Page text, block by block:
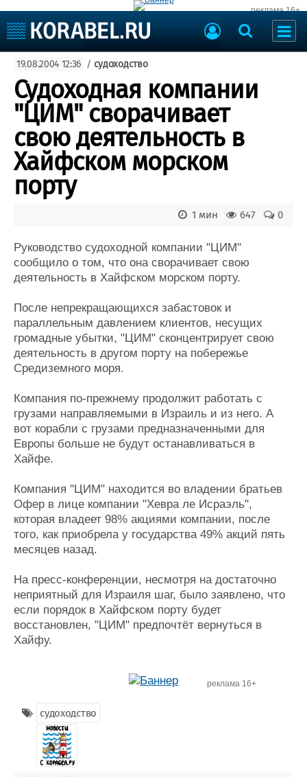
реклама 16+
Судоходство
Судоремонт
События
Пресс-релизы
Рыболовство
ВМФ
Образование
Яхты и катера
Еще
Судостроение
Компании
Репутация
Работа
Крюинг
Журнал
Реклама
Доска объявлений
Оборудование
Изделия
Материалы
Конференции
Выставки и семинары
Личности
Словарь
Галерея флота
Форум
Отзывы
Все службы
19.08.2004 12:36 / судоходство
Судоходная компании
"ЦИМ" сворачивает
свою деятельность в
Хайфском морском
порту
0
647
1 мин
Руководство судоходной компании "ЦИМ"
сообщило о том, что она сворачивает свою
деятельность в Хайфском морском порту.
После непрекращающихся забастовок и
параллельным давлением клиентов, несущих
громадные убытки, "ЦИМ" сконцентрирует свою
деятельность в другом порту на побережье
Средиземного моря.
Компания по-прежнему продолжит работать с
грузами направляемыми в Израиль и из него. А
вот корабли с грузами предназначенными для
Европы больше не будут останавливаться в
Хайфе.
Компания "ЦИМ" находится во владении братьев
Офер в лице компании "Хевра ле Исраэль",
которая владеет 98% акциями компании, после
того, как приобрела у государства 49% акций пять
месяцев назад.
На пресс-конференции, несмотря на достаточно
неприятный для Израиля шаг, было заявлено, что
если порядок в Хайфском порту будет
восстановлен, "ЦИМ" предпочтёт вернуться в
Хайфу.
реклама 16+
судоходство